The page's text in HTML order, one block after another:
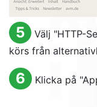
5 Välj "HTTP-
körs från
6 Klicka på "